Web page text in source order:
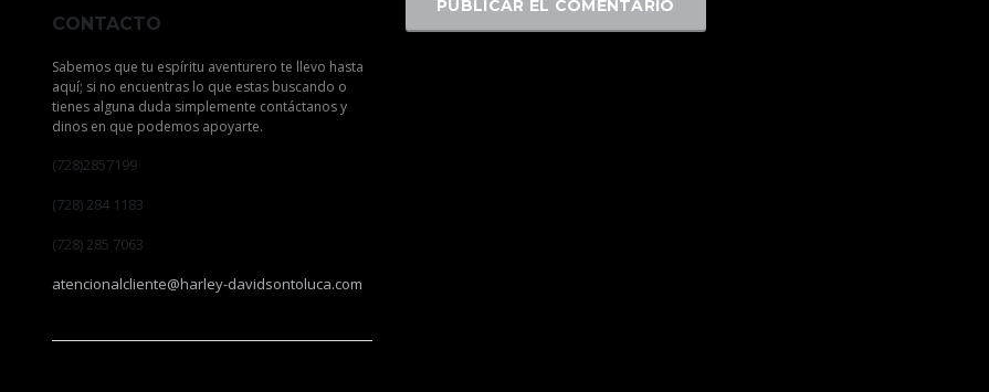
CONTACTO
Sabemos que tu espíritu aventurero te llevo hasta
aquí; si no encuentras lo que estas buscando o
tienes alguna duda simplemente contáctanos y
dinos en que podemos apoyarte.
(728)2857199
(728) 284 1183
(728) 285 7063
atencionalcliente@harley-davidsontoluca.com